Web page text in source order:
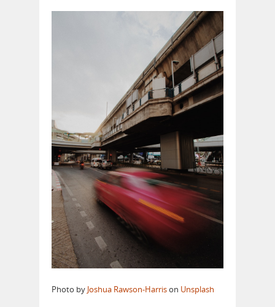
Photo by Joshua Rawson-Harrison Unsplash